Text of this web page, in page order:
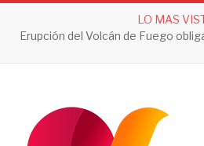
LO MAS